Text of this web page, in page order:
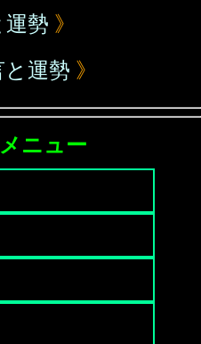
運勢 》
と運勢 》
ニュー